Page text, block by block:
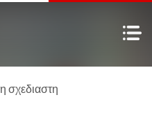
σχεδιαστη